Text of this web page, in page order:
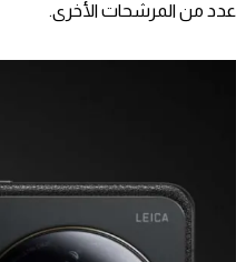
عدد من المرشحات الأخرى.